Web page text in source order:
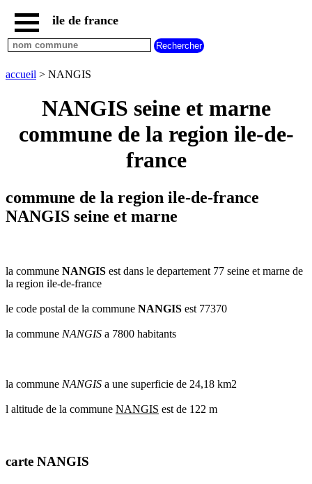
accueil
paris
communes
communes
seine
marne
communes
communes
val
oise
val
communes
radar
ile de france
accueil > NANGIS
NANGIS seine et marne
commune de la region ile-de-
france
commune de la region ile-de-france
NANGIS seine et marne
la commune NANGIS est dans le departement 77 seine et marne de
la region ile-de-france
le code postal de la commune NANGIS est 77370
la commune NANGIS a 7800 habitants
la commune NANGIS a une superficie de 24,18 km2
l altitude de la commune NANGIS est de 122 m
carte NANGIS